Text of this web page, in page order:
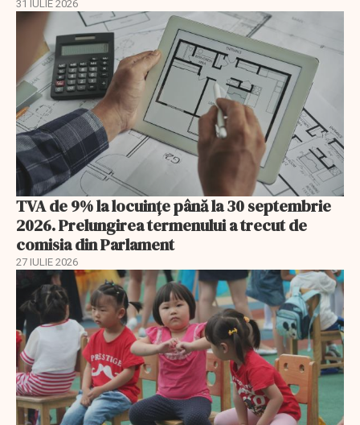
31 IULIE 2026
TVA de 9% la locuințe până la 30 septembrie
2026. Prelungirea termenului a trecut de
comisia din Parlament
27 IULIE 2026